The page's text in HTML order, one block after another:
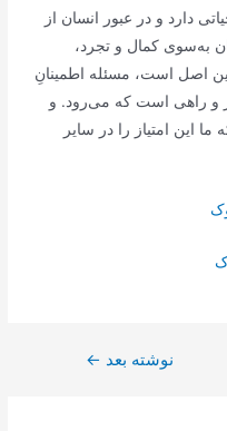
دارد و در عبور انسان از
به‌سوی کمال و تجرد،
اصل است، مسئله اطمینانِ
و راهی است که می‌رود. و
این امتیاز را در سایر
نوشته بعد ←